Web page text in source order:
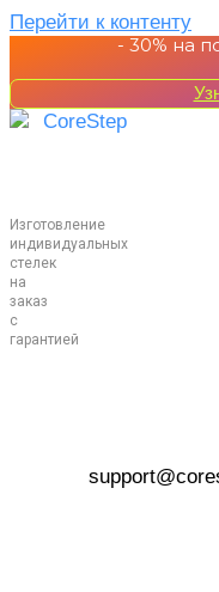
Перейти к контенту
- 30% на
Изготовление
индивидуальных
стелек
на
заказ
с
гарантией